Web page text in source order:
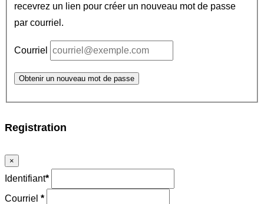
recevrez un lien pour créer un nouveau mot de passe
par courriel.
Courriel
Obtenir un nouveau mot de passe
Registration
×
Identifiant*
Courriel *